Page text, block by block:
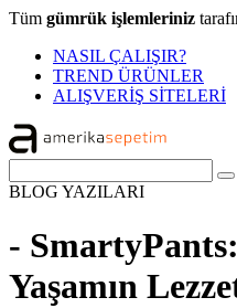
Tüm gümrük işlemleriniz
NASIL ÇALIŞIR?
TREND ÜRÜNLER
ALIŞVERİŞ SİTELERİ
BLOG YAZILARI
-
Yaşamın